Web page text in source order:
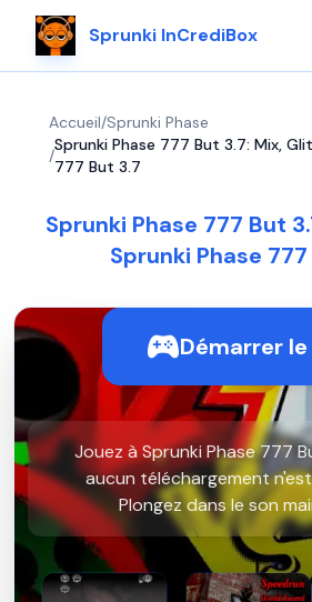
Sprunki InCrediBox
Accueil/Sprunki Phase
/
Sprunki Phase 777 But 3.7: Mix,
777 But 3.7
Sprunki Phase 777 But
Sprunki Phase
Démarrer le
Jouez à Sprunki Phase 777
aucun téléchargement
Plongez dans le son